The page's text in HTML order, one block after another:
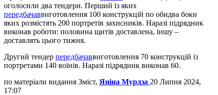
оголосили два тендери. Перший із яких
передбачаввиготовлення 100 конструкцій по обидва боки
яких розмістять 200 портретів захисників. Наразі підрядник
виконав роботи: половина щитів доставлена, іншу –
доставлять цього тижня.
Другий тендер передбачаввиготовлення 70 конструкцій із
портретами 140 воїнів. Наразі підрядник виконав 60.
по матеріали видання Зміст, Яніна Мурдза 20 Липня 2024,
17:07